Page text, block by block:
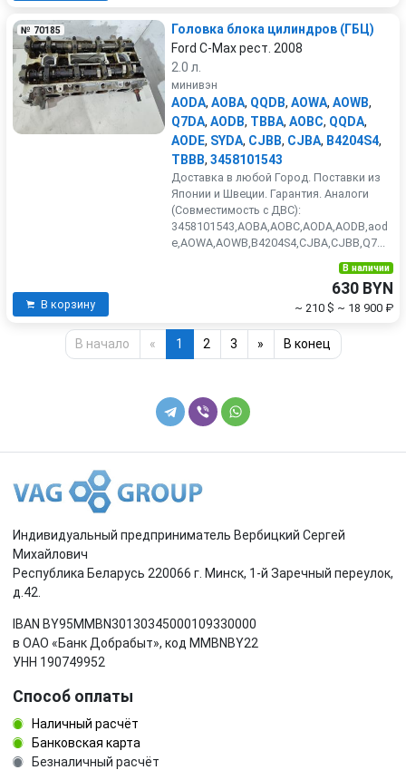
№ 70185
Головка блока цилиндров (ГБЦ)
Ford C-Max рест. 2008
2.0 л.
минивэн
AODA, AOBA, QQDB, AOWA, AOWB,
Q7DA, AODB, TBBA, AOBC, QQDA,
AODE, SYDA, CJBB, CJBA, B4204S4,
TBBB, 3458101543
Доставка в любой Город. Поставки из
Японии и Швеции. Гарантия. Аналоги
(Совместимость с ДВС):
3458101543,AOBA,AOBC,AODA,AODB,aod
e,AOWA,AOWB,B4204S4,CJBA,CJBB,Q7...
В корзину
В наличии
630 BYN
~ 210 $ ~ 18 900 ₽
В начало « 1 2 3 » В конец
Индивидуальный предприниматель Вербицкий Сергей
Михайлович
Республика Беларусь 220066 г. Минск, 1-й Заречный переулок,
д.42.
IBAN BY95MMBN30130345000109330000
в ОАО «Банк Добрабыт», код MMBNBY22
УНН 190749952
Способ оплаты
Наличный расчёт
Банковская карта
Безналичный расчёт